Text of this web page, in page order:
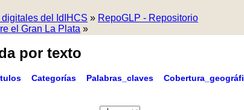
del IdIHCS » RepoGLP - Repositorio
el Gran La Plata »
por texto
Categorías Palabras_claves